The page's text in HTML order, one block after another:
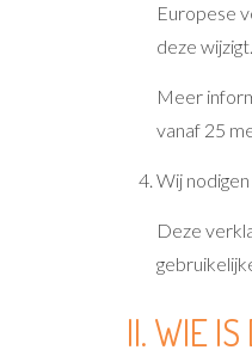
Europese
deze wijzigt.
Meer
vanaf 25
Wij
Deze
II. WIE